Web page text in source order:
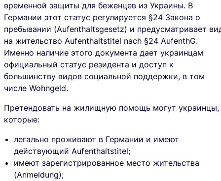
временной защиты для беженцев из Украины. В
Германии этот статус регулируется §24 Закона о
пребывании (Aufenthaltsgesetz) и предусматривает
на жительство Aufenthaltstitel nach §24 AufenthG.
Именно наличие этого документа дает украинцам
официальный статус резидента и доступ к
большинству видов социальной поддержки, в том
числе Wohngeld.
Претендовать на жилищную помощь могут украинцы,
которые:
легально проживают в Германии и имеют
действующий Aufenthaltstitel;
имеют зарегистрированное место жительства
(Anmeldung);